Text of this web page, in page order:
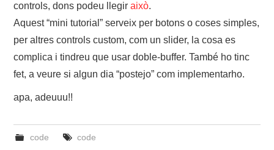
ABOUT
controls, dons podeu llegiraixò.
Aquest “mini tutorial” serveix per botons o coses simples,
per altres controls custom, com un slider, la cosa es
complica i tindreu que usar doble-buffer. També ho tinc
fet, a veure si algun dia “postejo” com implementarho.
apa, adeuuu!!
code code